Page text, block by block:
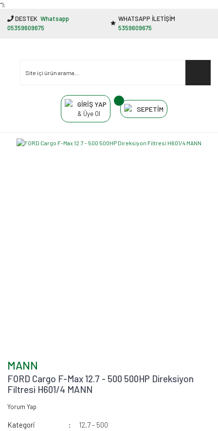
"');
DESTEK Whatsapp
05359609675
WHATSAPP İLETİŞİM
5359609675
GİRİŞ YAP
& Üye Ol
SEPETİM
MANN
FORD Cargo F-Max 12.7 - 500 500HP Direksiyon
Filtresi H601/4 MANN
Yorum Yap
Kategori
12.7 - 500